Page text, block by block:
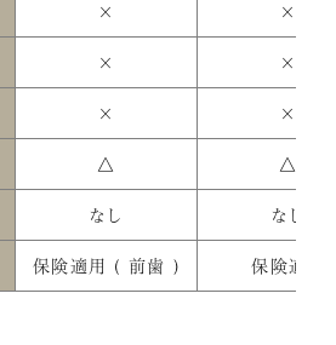
× ×
× ×
× ×
△ △
なし なし
保険適用 ( 前歯 ) 保険適用